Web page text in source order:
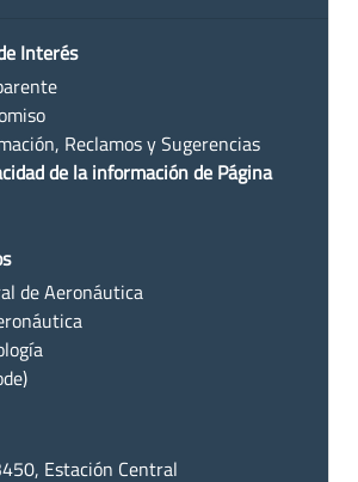
Interés
Reclamos y Sugerencias
de la información de Página
de Aeronáutica
Estación Central